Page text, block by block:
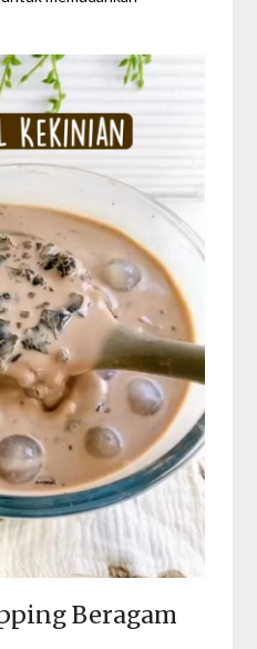
Beragam